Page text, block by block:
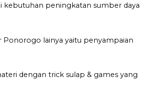
peningkatan sumber daya
lainya yaitu penyampaian
dengan trick sulap & games yang